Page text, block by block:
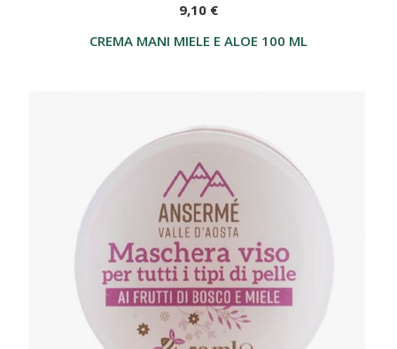
CREMA MANI MIELE E ALOE 100 ML
9,10 €